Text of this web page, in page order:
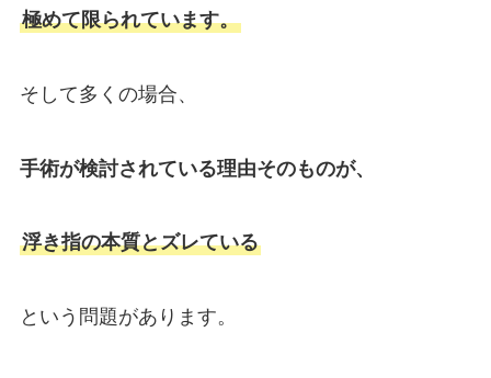
極めて限られています。
そして多くの場合、
手術が検討されている理由そのものが、
浮き指の本質とズレている
という問題があります。